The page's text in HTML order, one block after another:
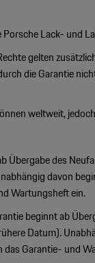
Lack- und
gelten
die Garantie
weltweit,
Übergabe des
davon
Wartungsheft ein.
beginnt ab
Datum).
Garantie- und